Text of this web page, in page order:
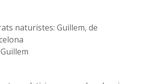
naturistes: Guillem, de